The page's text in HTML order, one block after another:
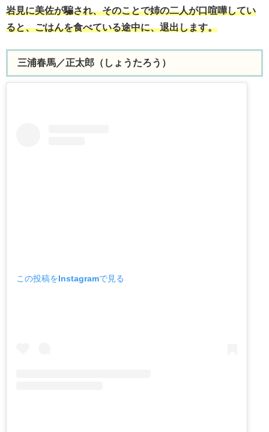
岩見に美佐が騙され、そのことで姉の二人が口喧嘩してい
ると、ごはんを食べている途中に、退出します。
三浦春馬／正太郎（しょうたろう）
この投稿をInstagramで見る